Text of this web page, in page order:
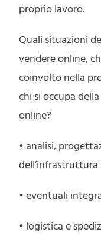
proprio lavoro.
Quali situazioni
vendere online,
coinvolto nella
chi si occupa
online?
• analisi,
dell’infrastruttura
• eventuali
• logistica e